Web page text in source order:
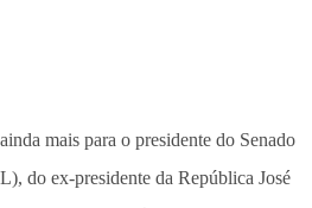
mais para o presidente do Senado
do ex-presidente da República José